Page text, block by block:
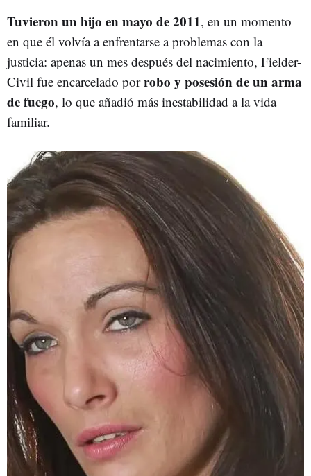
Tuvieron un hijo en mayo de 2011, en un momento
en que él volvía a enfrentarse a problemas con la
justicia: apenas un mes después del nacimiento, Fielder-
Civil fue encarcelado porrobo y posesión de un arma
de fuego, lo que añadió más inestabilidad a la vida
familiar.